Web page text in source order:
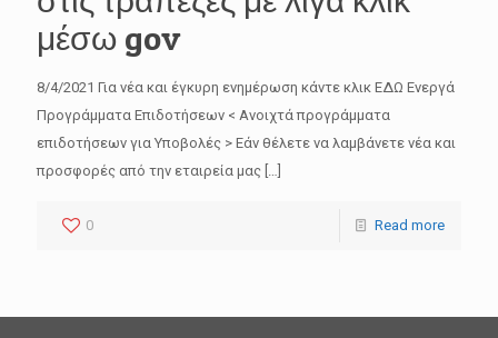
μέσω gov
8/4/2021 Για νέα και έγκυρη ενημέρωση κάντε κλικ ΕΔΩ Ενεργά
Προγράμματα Επιδοτήσεων < Ανοιχτά προγράμματα
επιδοτήσεων για Υποβολές > Εάν θέλετε να λαμβάνετε νέα και
προσφορές από την εταιρεία μας […]
0 Read more